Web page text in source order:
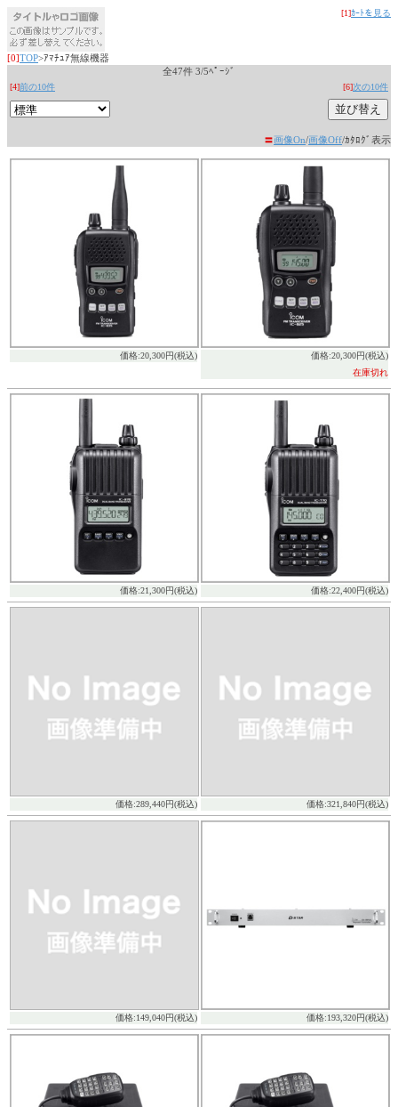
[1]ｶｰﾄを見る
[0]TOP>ｱﾏﾁｭｱ無線機器
全47件 3/5ﾍﾟｰｼﾞ
[4]前の10件 [6]次の10件
〓画像On/画像Off/ｶﾀﾛｸﾞ表示
価格:20,300円(税込)
価格:20,300円(税込)
在庫切れ
価格:21,300円(税込) 価格:22,400円(税込)
価格:289,440円(税込) 価格:321,840円(税込)
価格:149,040円(税込) 価格:193,320円(税込)